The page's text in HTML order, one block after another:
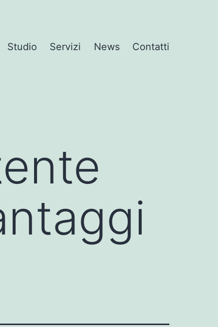
Studio Servizi News Contatti